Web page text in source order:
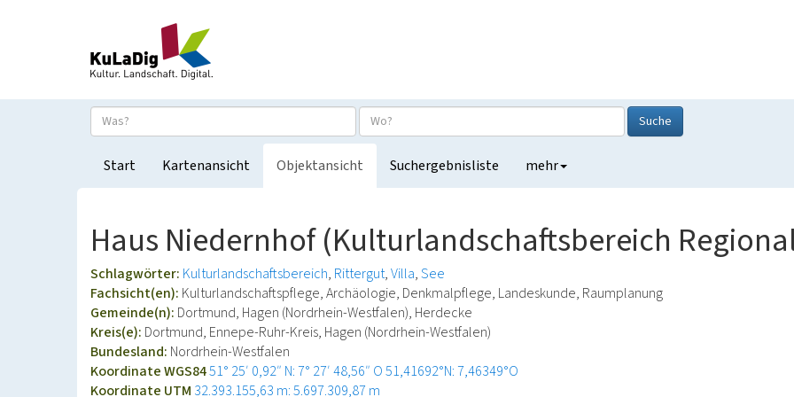
Suche
Start Kartenansicht Objektansicht Suchergebnisliste mehr
Haus Niedernhof (Kulturlandschaftsbereich
Schlagwörter: Kulturlandschaftsbereich Rittergut Villa See
Fachsicht(en): Kulturlandschaftspflege, Archäologie, Denkmalpflege, Landeskunde, Raumplanung
Gemeinde(n): Dortmund, Hagen (Nordrhein-Westfalen), Herdecke
Kreis(e): Dortmund, Ennepe-Ruhr-Kreis, Hagen (Nordrhein-Westfalen)
Bundesland: Nordrhein-Westfalen
Koordinate WGS8451° 25′ 0,92″ N: 7° 27′ 48,56″ O51,41692°N: 7,46349°O
Koordinate UTM 32.393.155,63 m: 5.697.309,87 m